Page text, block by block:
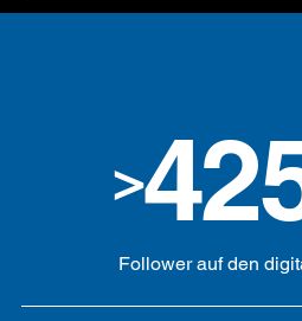
>
Follower auf den